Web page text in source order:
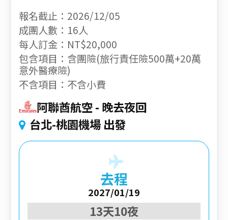
報名截止：2026/12/05
成團人數：16人
每人訂金：NT$20,000
包含項目：含團險(旅行責任險500萬+20萬
意外醫療險)
不含項目：不含小費
阿聯酋航空 晚去夜回
台北-桃園機場 出發
去程
2027/01/19
13天10夜